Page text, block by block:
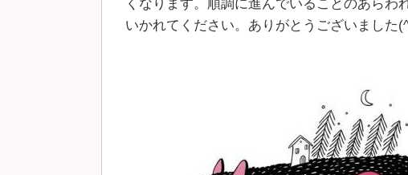
くなります。順調に進んでいることのあらわ
いかれてください。ありがとうございました